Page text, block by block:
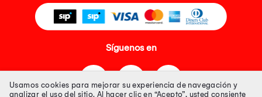
Síguenos en
Usamos cookies para mejorar su experiencia de navegación y
analizar el uso del sitio. Al hacer clic en “Acepto”, usted consiente